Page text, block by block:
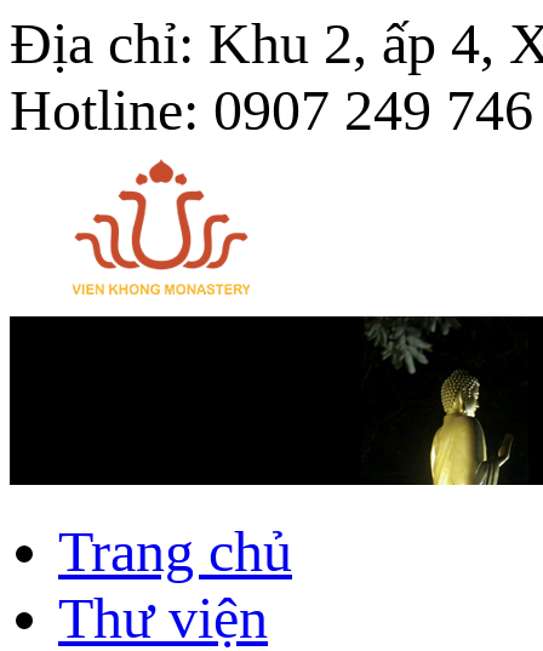
Địa chỉ: Khu 2, ấp 4,
Hotline: 0907 249 746
Trang chủ
Thư viện